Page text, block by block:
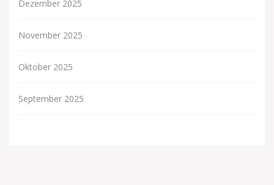
Dezember 2025
November 2025
Oktober 2025
September 2025